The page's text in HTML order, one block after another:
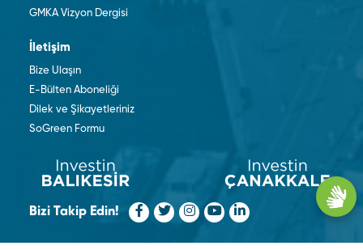
GMKA Vizyon Dergisi
İletişim
Bize Ulaşın
E-Bülten Aboneliği
Dilek ve Şikayetleriniz
SoGreen Formu
Bizi Takip Edin!